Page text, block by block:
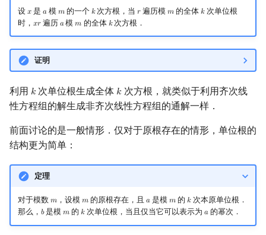
设 𝑥
x是 𝑎
a模 𝑚
m的一个 𝑘
k次方根，当𝑟
r 遍历模𝑚
m 的全体 𝑘
k 次单位根
时， 𝑥𝑟
xr遍历 𝑎
a模𝑚
m 的全体 𝑘
k次方根．
证明
利用 𝑘
k 次单位根生成全体 𝑘
k 次方根，就类似于利用齐次线
性方程组的解生成非齐次线性方程组的通解一样．
前面讨论的是一般情形．仅对于原根存在的情形，单位根的
结构更为简单：
定理
对于模数 𝑚
m，设模 𝑚
m的原根存在，且 𝑎
a是模 𝑚
m的 𝑘
k次本原单位根．
那么， 𝑏
b是模 𝑚
m 的𝑘
k次单位根，当且仅当它可以表示为 𝑎
a的幂次．